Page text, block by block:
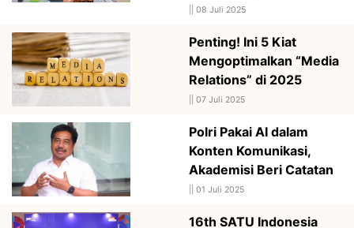
08 Juli 2025
Penting! Ini 5 Kiat
Mengoptimalkan “Media
Relations” di 2025
07 Juli 2025
Polri Pakai AI dalam
Konten Komunikasi,
Akademisi Beri Catatan
01 Juli 2025
16th SATU Indonesia